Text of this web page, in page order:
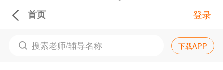
首页 登录
下载APP